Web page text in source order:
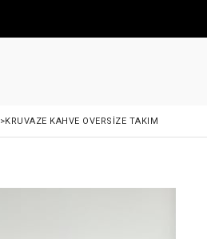
>KRUVAZE KAHVE OVERSIZE TAKIM